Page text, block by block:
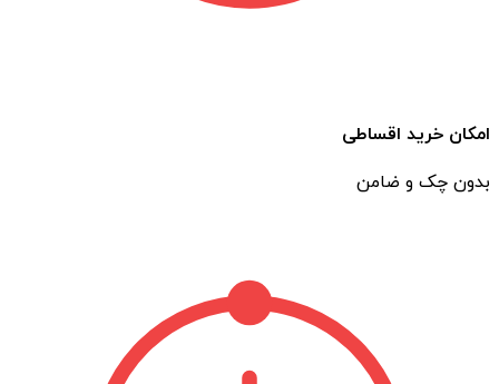
امکان خرید اقساطی
بدون چک و ضامن